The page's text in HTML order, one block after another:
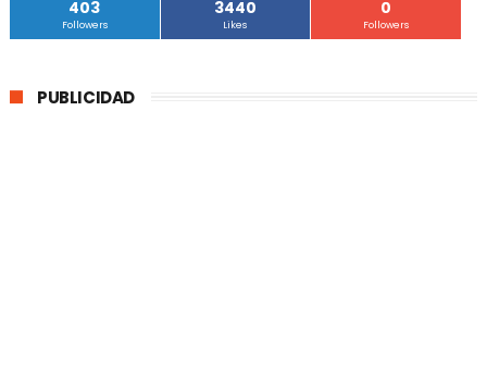
403
Followers
3440
Likes
0
Followers
PUBLICIDAD